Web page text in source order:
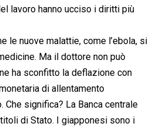
lavoro hanno ucciso i diritti più
le nuove malattie, come l’ebola, si
Ma il dottore non può
ha sconfitto la deflazione con
di allentamento
Che significa? La Banca centrale
di Stato. I giapponesi sono i